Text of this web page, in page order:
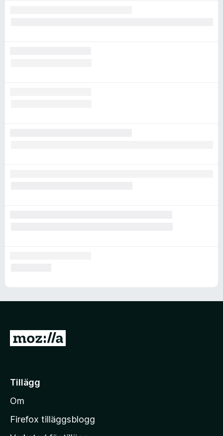
G
i
l
M
Tillägg
Om
Firefox tilläggsblogg